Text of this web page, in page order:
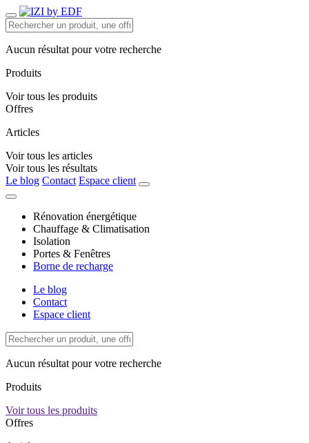
Aucun résultat pour votre recherche
Produits
Voir tous les produits
Offres
Articles
Voir tous les articles
Voir tous les résultats
Le blog Contact Espace client
Rénovation énergétique
Chauffage & Climatisation
Isolation
Portes & Fenêtres
Borne de recharge
Le blog
Contact
Espace client
Aucun résultat pour votre recherche
Produits
Voir tous les produits
Offres